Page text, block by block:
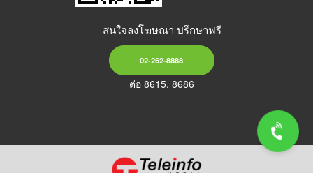
สนใจลงโฆษณา ปรึกษาฟรี
02-262-8888
ต่อ 8615, 8686